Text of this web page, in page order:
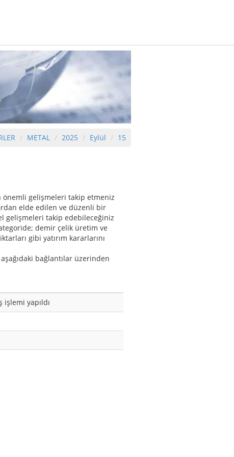
METAL 2025 Eylül 15
önemli gelişmeleri takip etmeniz
elde edilen ve düzenli bir
gelişmeleri takip edebileceğiniz
demir çelik üretim ve
gibi yatırım kararlarını
bağlantılar üzerinden
işlemi yapıldı